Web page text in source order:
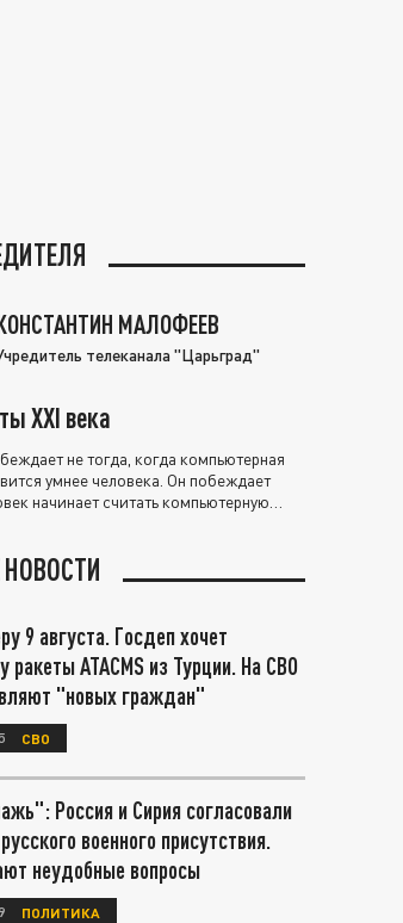
МАЛОФЕЕВ
телеканала "Царьград"
XXI века
не тогда, когда компьютерная
умнее человека. Он побеждает
начинает считать компьютерную
9 августа. Госдеп хочет
ракеты ATACMS из Турции. На СВО
"новых граждан"
СВО
Россия и Сирия согласовали
военного присутствия.
неудобные вопросы
ПОЛИТИКА